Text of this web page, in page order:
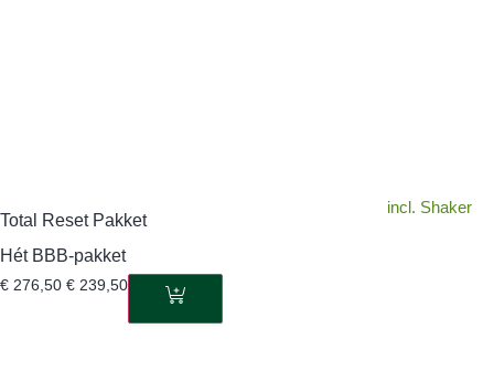
incl. Shaker
Total Reset Pakket
Hét BBB-pakket
€ 276,50 € 239,50